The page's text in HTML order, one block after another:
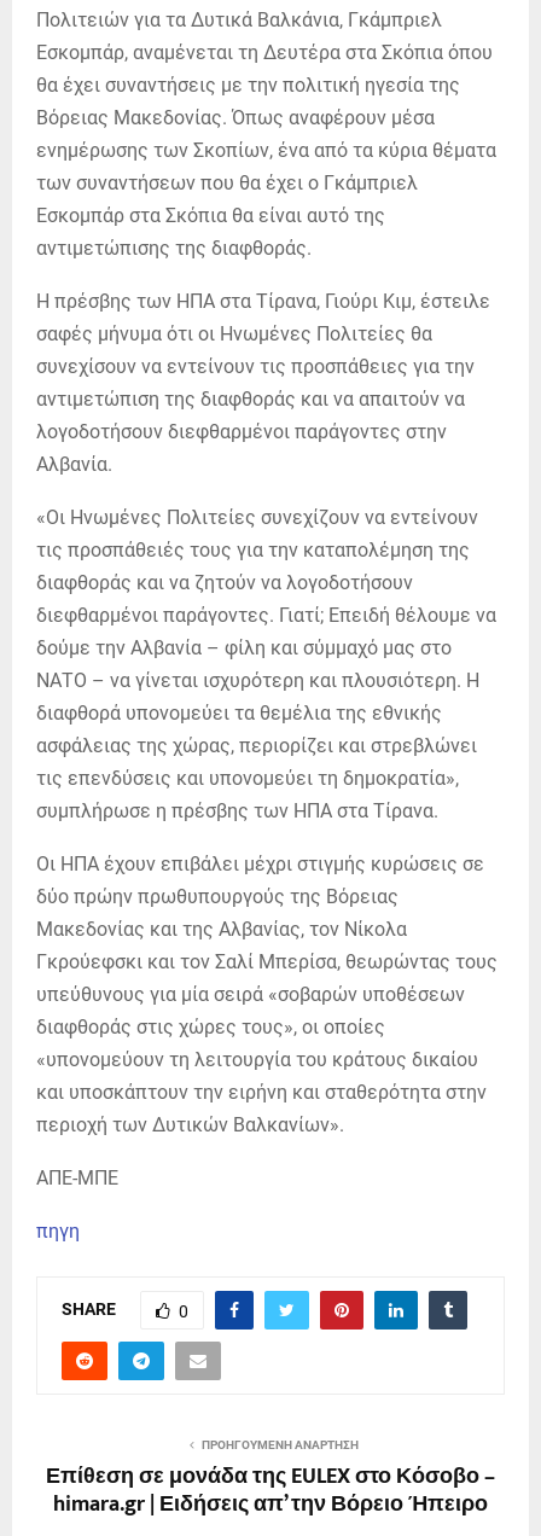
Πολιτειών για τα Δυτικά Βαλκάνια, Γκάμπριελ
Εσκομπάρ, αναμένεται τη Δευτέρα στα Σκόπια όπου
θα έχει συναντήσεις με την πολιτική ηγεσία της
Βόρειας Μακεδονίας. Όπως αναφέρουν μέσα
ενημέρωσης των Σκοπίων, ένα από τα κύρια θέματα
των συναντήσεων που θα έχει ο Γκάμπριελ
Εσκομπάρ στα Σκόπια θα είναι αυτό της
αντιμετώπισης της διαφθοράς.
Η πρέσβης των ΗΠΑ στα Τίρανα, Γιούρι Κιμ, έστειλε
σαφές μήνυμα ότι οι Ηνωμένες Πολιτείες θα
συνεχίσουν να εντείνουν τις προσπάθειες για την
αντιμετώπιση της διαφθοράς και να απαιτούν να
λογοδοτήσουν διεφθαρμένοι παράγοντες στην
Αλβανία.
«Οι Ηνωμένες Πολιτείες συνεχίζουν να εντείνουν
τις προσπάθειές τους για την καταπολέμηση της
διαφθοράς και να ζητούν να λογοδοτήσουν
διεφθαρμένοι παράγοντες. Γιατί; Επειδή θέλουμε να
δούμε την Αλβανία – φίλη και σύμμαχό μας στο
ΝΑΤΟ – να γίνεται ισχυρότερη και πλουσιότερη. Η
διαφθορά υπονομεύει τα θεμέλια της εθνικής
ασφάλειας της χώρας, περιορίζει και στρεβλώνει
τις επενδύσεις και υπονομεύει τη δημοκρατία»,
συμπλήρωσε η πρέσβης των ΗΠΑ στα Τίρανα.
Οι ΗΠΑ έχουν επιβάλει μέχρι στιγμής κυρώσεις σε
δύο πρώην πρωθυπουργούς της Βόρειας
Μακεδονίας και της Αλβανίας, τον Νίκολα
Γκρούεφσκι και τον Σαλί Μπερίσα, θεωρώντας τους
υπεύθυνους για μία σειρά «σοβαρών υποθέσεων
διαφθοράς στις χώρες τους», οι οποίες
«υπονομεύουν τη λειτουργία του κράτους δικαίου
και υποσκάπτουν την ειρήνη και σταθερότητα στην
περιοχή των Δυτικών Βαλκανίων».
ΑΠΕ-ΜΠΕ
πηγη
SHARE 0
ΠΡΟΗΓΟΎΜΕΝΗ ΑΝΆΡΤΗΣΗ
Επίθεση σε μονάδα της EULEX στο Κόσοβο –
himara.gr | Ειδήσεις απ’ την Βόρειο Ήπειρο